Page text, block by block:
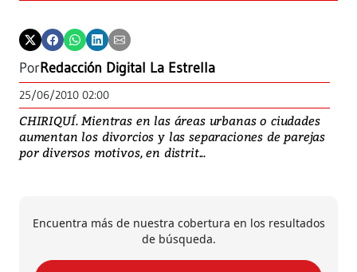
PorRedacción Digital La Estrella
25/06/2010 02:00
CHIRIQUÍ. Mientras en las áreas urbanas o ciudades
aumentan los divorcios y las separaciones de parejas
por diversos motivos, en distrit...
Encuentra más de nuestra cobertura en los resultados
de búsqueda.